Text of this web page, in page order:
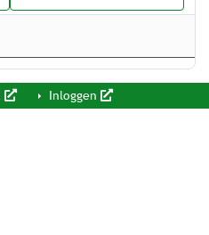
Inloggen